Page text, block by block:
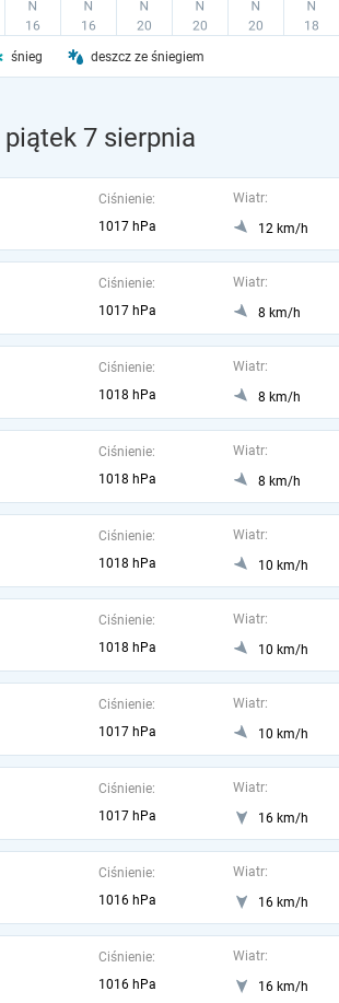
śnieg deszcz ze śniegiem
piątek 7 sierpnia
Ciśnienie:
1017 hPa
Wiatr:
12 km/h
Ciśnienie:
1017 hPa
Wiatr:
8 km/h
Ciśnienie:
1018 hPa
Wiatr:
8 km/h
Ciśnienie:
1018 hPa
Wiatr:
8 km/h
Ciśnienie:
1018 hPa
Wiatr:
10 km/h
Ciśnienie:
1018 hPa
Wiatr:
10 km/h
Ciśnienie:
1017 hPa
Wiatr:
10 km/h
Ciśnienie:
1017 hPa
Wiatr:
16 km/h
Ciśnienie:
1016 hPa
Wiatr:
16 km/h
Ciśnienie:
1016 hPa
Wiatr:
16 km/h